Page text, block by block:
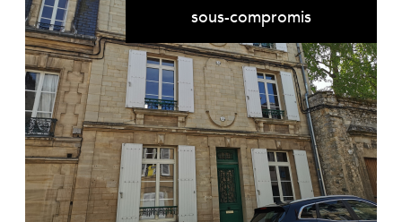
sous-compromis
voir le bien